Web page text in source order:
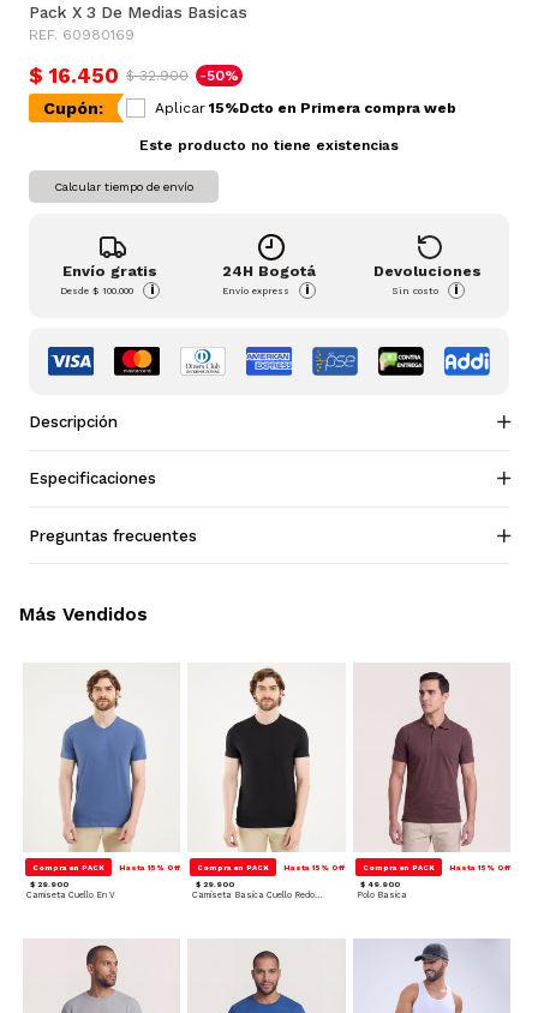
Pack X 3 De Medias Basicas
REF. 60980169
$ 16.450 $ 32.900 -50%
Cupón: Aplicar 15%Dcto en Primera compra web
Este producto no tiene existencias
Calcular tiempo de envío
Envío gratis
Desde$ 100.000 i
24H Bogotá
Envío express i
Devoluciones
Sin costo i
Descripción
Especificaciones
Preguntas frecuentes
Compra en PACK Hasta 15% Off
$ 29.900
Camiseta Cuello En V
Compra en PACK Hasta 15% Off
$ 29.900
Camiseta Basica Cuello Redondo
Compra en PACK Hasta 15% Off
$ 49.900
Polo Basica
Más Vendidos